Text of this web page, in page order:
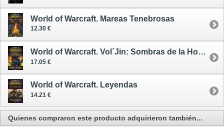
World of Warcraft. Mareas Tenebrosas
12.30 €
World of Warcraft. Vol´Jin: Sombras de la Horda
17.05 €
World of Warcraft. Leyendas
14.21 €
Quienes compraron este producto adquirieron también...